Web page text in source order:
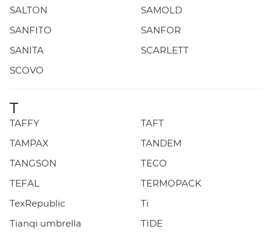
SALTON
SAMOLD
SANFITO
SANFOR
SANITA
SCARLETT
SCOVO
T
TAFFY
TAFT
TAMPAX
TANDEM
TANGSON
TECO
TEFAL
TERMOPACK
TexRepublic
Ti
Tianqi umbrella
TIDE